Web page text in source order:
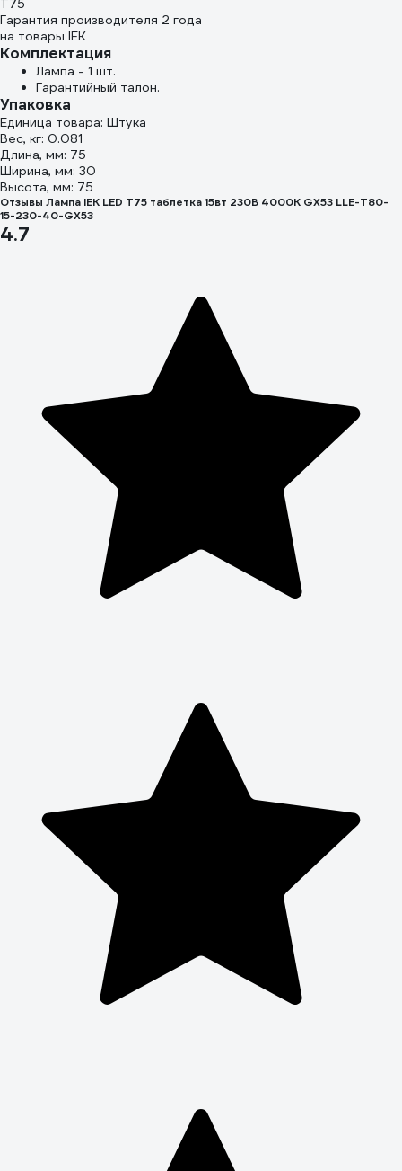
T75
Гарантия производителя 2 года
на товары IEK
Комплектация
Лампа - 1 шт.
Гарантийный талон.
Упаковка
Единица товара: Штука
Вес, кг: 0.081
Длина, мм: 75
Ширина, мм: 30
Высота, мм: 75
Отзывы Лампа IEK LED T75 таблетка 15вт 230В 4000К GX53 LLE-T80-
15-230-40-GX53
4.7